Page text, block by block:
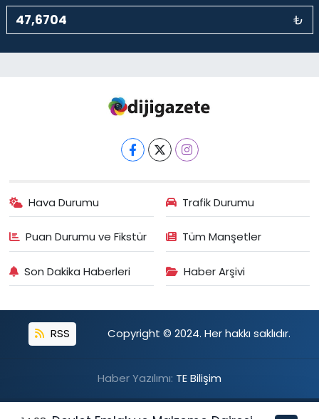
₺
Hava Durumu Trafik Durumu
Puan Durumu ve Fikstür Tüm Manşetler
Son Dakika Haberleri Haber Arşivi
RSS Copyright © 2024. Her hakkı saklıdır.
Haber Yazılımı: TE Bilişim